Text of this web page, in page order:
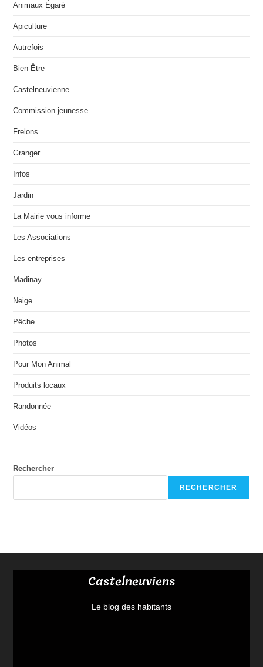
Animaux Égaré
Apiculture
Autrefois
Bien-Être
Castelneuvienne
Commission jeunesse
Frelons
Granger
Infos
Jardin
La Mairie vous informe
Les Associations
Les entreprises
Madinay
Neige
Pêche
Photos
Pour Mon Animal
Produits locaux
Randonnée
Vidéos
Rechercher
RECHERCHER
Castelneuviens
Le blog des habitants